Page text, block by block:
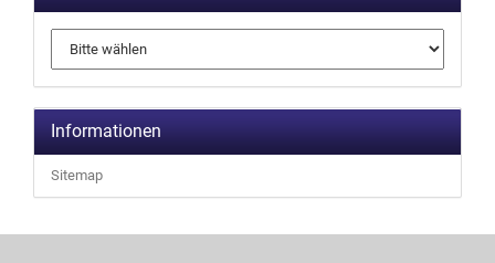
Informationen
Sitemap